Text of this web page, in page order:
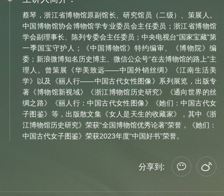
蔡琴，浙江省博物馆原副馆长、研究馆员（二级）、策展人。
中国博物馆协会博物馆学专业委员会主任委员；浙江省博物馆
学会副理事长、陈列专委会主任委员；中央电视台“国家宝藏”第
一季国宝守护人；《中国博物馆》特约编审、《博物院》编
委；新浪微博知名历史博主、微信公众号“在去博物馆的路上”主
理人。曾策展《华美致远——中国外销丝绸》《江南生活美
学》以及《丽人行——中国古代女性图像》系列展览，出版专
著《博物馆新视域》《浙江博物馆历史研究》《通向世界的丝
绸之路》《丽人行：中国古代女性图像》《她们：中国古代女
子图鉴》等，出版散文集《女人是天生的收藏家》，其中《浙
江博物馆历史研究》荣获“全国博物馆优秀论著”荣誉，《她们：
中国古代女子图鉴》荣获2023年度“中国好书”荣誉。
分享到: